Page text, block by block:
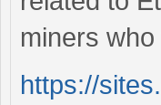
miners
https://